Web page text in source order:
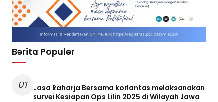
Berita Populer
01
Jasa Raharja Bersama korlantas melaksanakan
survei Kesiapan Ops Lilin 2025 di Wilayah Jawa